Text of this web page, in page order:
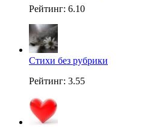
Рейтинг: 6.10
Стихи без рубрики
Рейтинг: 3.55